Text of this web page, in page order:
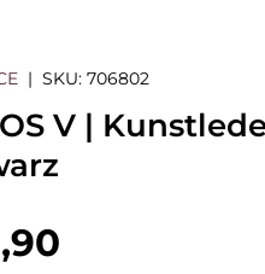
|SKU: 706802
V |
Preis